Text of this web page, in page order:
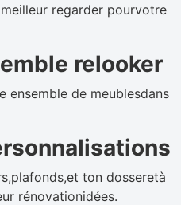
regarder pourvotre
relooker
ensemble de meublesdans
ton dosseretà
rénovationidées.